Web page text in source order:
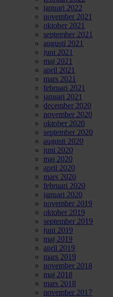
januari 2022
november 2021
oktober 2021
september 2021
augusti 2021
juni 2021
maj 2021
april 2021
mars 2021
februari 2021
januari 2021
december 2020
november 2020
oktober 2020
september 2020
augusti 2020
juni 2020
maj 2020
april 2020
mars 2020
februari 2020
januari 2020
november 2019
oktober 2019
september 2019
juni 2019
maj 2019
april 2019
mars 2019
november 2018
maj 2018
mars 2018
november 2017